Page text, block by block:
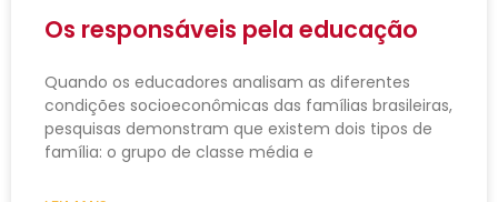
Os responsáveis pela educação
Quando os educadores analisam as diferentes
condições socioeconômicas das famílias brasileiras,
pesquisas demonstram que existem dois tipos de
família: o grupo de classe média e